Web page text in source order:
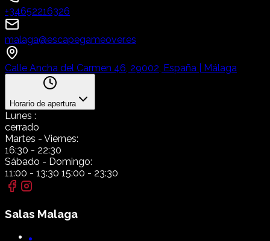
+34652216326
malaga@escapegameover.es
Calle Ancha del Carmen 46, 29002, España | Málaga
Horario de apertura
Lunes :
cerrado
Martes - Viernes:
16:30 - 22:30
Sábado - Domingo:
11:00 - 13:30 15:00 - 23:30
Salas Malaga